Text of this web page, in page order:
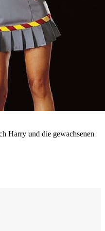
Harry und die gewachsenen